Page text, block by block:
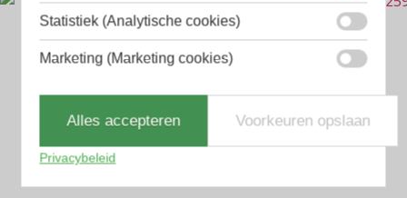
Statistiek (Analytische cookies)
Marketing (Marketing cookies)
Alles accepteren Voorkeuren opslaan
Privacybeleid